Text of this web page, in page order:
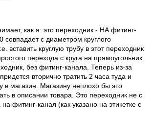
как я: это переходник - НА фитинг-
совпадает с диаметром круглого
вставить круглую трубу в этот переходник
перехода с круга на прямоугольник
без фитинг-канала. Теперь из-за
вторично тратить 2 часа туда и
в магазин. Магазину неплохо бы это
в описании товара. Это переходник не с
фитинг-канал (как указано на этикетке с